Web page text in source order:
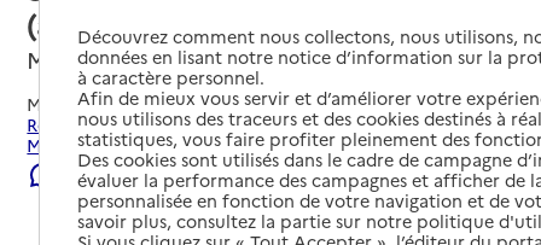
(aide) – ADMR
Monchy-Lagache, SOMME
Mis à jour le23/07/2026
Rechercher les établissements et services autour de
Monchy-Lagache.
Signaler une erreur
Découvrez comment nous collectons, nous utilisons,
données en lisant notre notice d’information sur la
à caractère personnel.
Afin de mieux vous servir et d’améliorer votre
nous utilisons des traceurs et des cookies destinés à
statistiques, vous faire profiter pleinement des
Des cookies sont utilisés dans le cadre de campagne
évaluer la performance des campagnes et afficher de
personnalisée en fonction de votre navigation et de
savoir plus, consultez la partie sur notre politique